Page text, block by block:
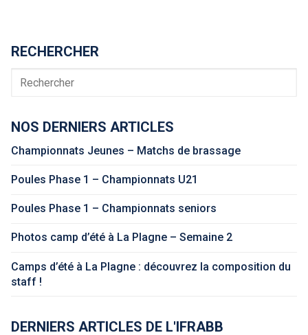
RECHERCHER
Rechercher
NOS DERNIERS ARTICLES
Championnats Jeunes – Matchs de brassage
Poules Phase 1 – Championnats U21
Poules Phase 1 – Championnats seniors
Photos camp d’été à La Plagne – Semaine 2
Camps d’été à La Plagne : découvrez la composition du
staff !
DERNIERS ARTICLES DE L'IFRABB